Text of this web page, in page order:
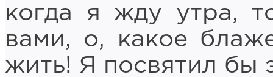
когда я жду утра,
вами, о, какое
жить! Я посвятил бы